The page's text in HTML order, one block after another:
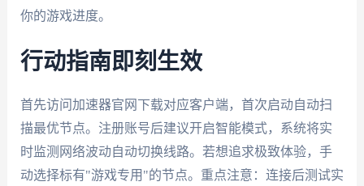
你的游戏进度。
行动指南即刻生效
首先访问加速器官网下载对应客户端，首次启动自动扫
描最优节点。注册账号后建议开启智能模式，系统将实
时监测网络波动自动切换线路。若想追求极致体验，手
动选择标有"游戏专用"的节点。重点注意：连接后测试实